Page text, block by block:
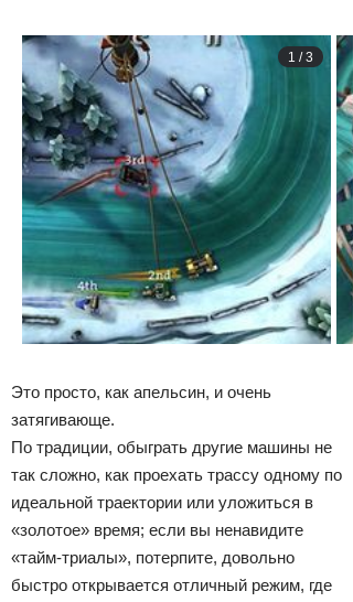
1 /3
Это просто, как апельсин, и очень
затягивающе.
По традиции, обыграть другие машины не
так сложно, как проехать трассу одному по
идеальной траектории или уложиться в
«золотое» время; если вы ненавидите
«тайм-триалы», потерпите, довольно
быстро открывается отличный режим, где